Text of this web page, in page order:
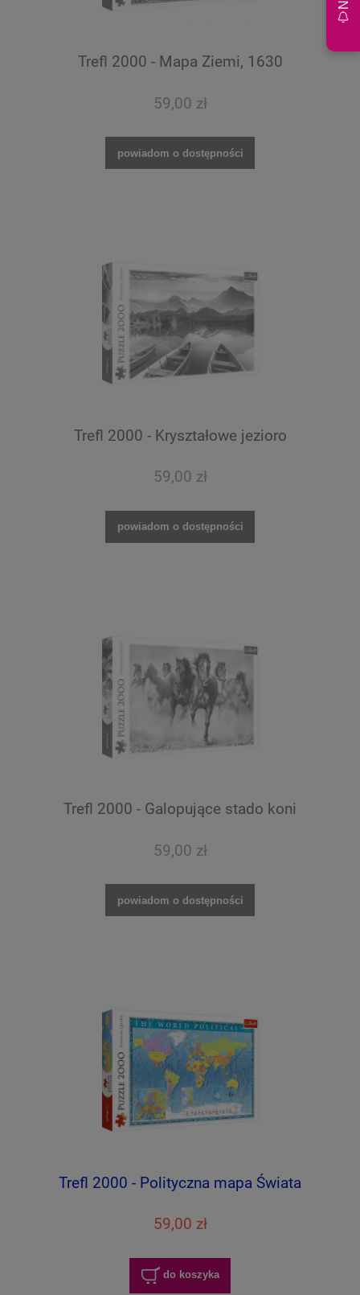
Trefl 2000 - Mapa Ziemi, 1630
59,00 zł
powiadom o dostępności
Trefl 2000 - Kryształowe jezioro
59,00 zł
powiadom o dostępności
Trefl 2000 - Galopujące stado koni
59,00 zł
powiadom o dostępności
Trefl 2000 - Polityczna mapa Świata
59,00 zł
do koszyka